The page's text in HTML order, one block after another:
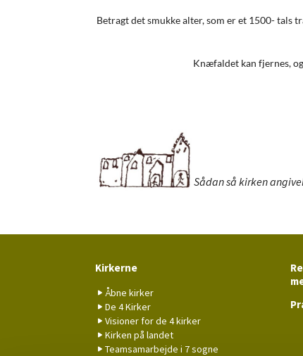
Betragt det smukke alter, som er et 1500- tals
Knæfaldet kan fjernes,
Sådan så kirken
Kirkerne
Åbne kirker
De 4 Kirker
Visioner for de 4 kirker
Kirken på landet
Teamsamarbejde i 7 sogne